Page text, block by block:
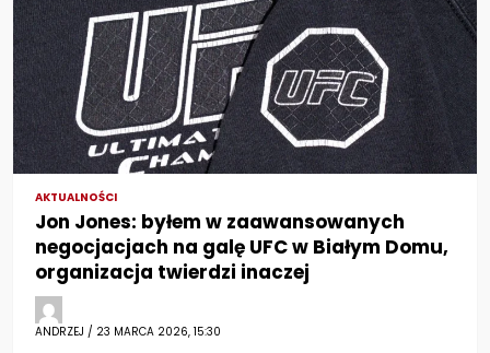
AKTUALNOŚCI
Jon Jones: byłem w zaawansowanych
negocjacjach na galę UFC w Białym Domu,
organizacja twierdzi inaczej
ANDRZEJ / 23 MARCA 2026, 15:30